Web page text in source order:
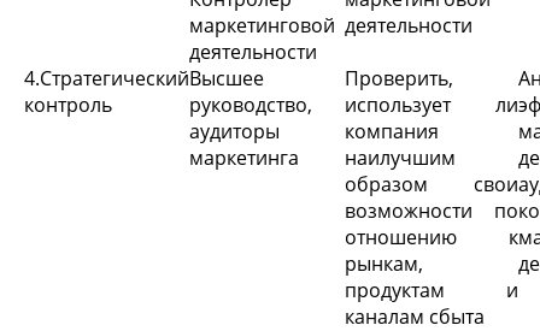
маркетинговой
деятельности
деятельности
4.Стратегический
контроль
Высшее
руководство,
аудиторы
маркетинга
Проверить,
использует ли
компания
наилучшим
образом свои
возможности по
отношению к
рынкам,
продуктам и
каналам сбыта